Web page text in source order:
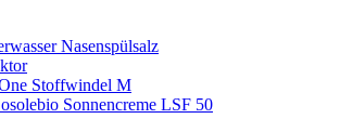
Nasenspülsalz
Stoffwindel M
Sonnencreme LSF 50